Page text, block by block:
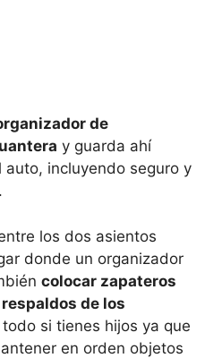
de
y guarda ahí
incluyendo seguro y
los dos asientos
donde un organizador
colocar zapateros
de los
si tienes hijos ya que
en orden objetos